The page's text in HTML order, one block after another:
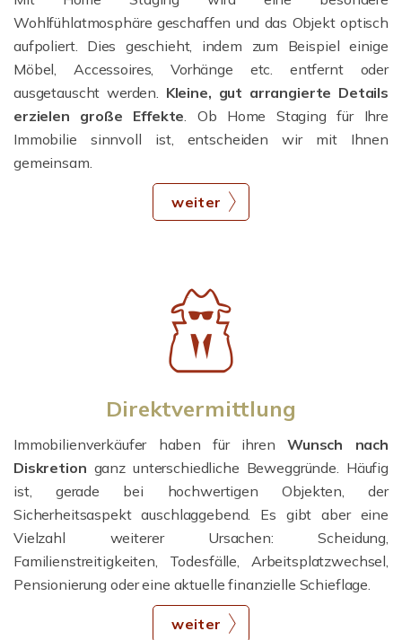
Wohlfühlatmosphäre geschaffen und das Objekt optisch
aufpoliert. Dies geschieht, indem zum Beispiel einige
Möbel, Accessoires, Vorhänge etc. entfernt oder
ausgetauscht werden. Kleine, gut arrangierte Details
erzielen große Effekte. Ob Home Staging für Ihre
Immobilie sinnvoll ist, entscheiden wir mit Ihnen
gemeinsam.
weiter
Direktvermittlung
Immobilienverkäufer haben für ihrenWunsch nach
Diskretion ganz unterschiedliche Beweggründe. Häufig
ist, gerade bei hochwertigen Objekten, der
Sicherheitsaspekt auschlaggebend. Es gibt aber eine
Vielzahl weiterer Ursachen: Scheidung,
Familienstreitigkeiten, Todesfälle, Arbeitsplatzwechsel,
Pensionierung oder eine aktuelle finanzielle Schieflage.
weiter